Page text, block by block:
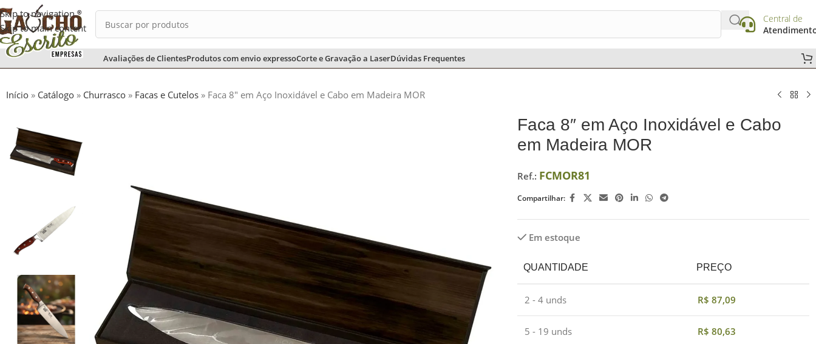
Skip to navigation
Skip to main content
Central de
Avaliações de ClientesProdutos com envio expressoCorte e Gravação a LaserDúvidas Frequentes
CHURRASCOCHIMARRÃO E TERERÊCOZINHA
Início » Catálogo » Churrasco » Facas e Cutelos » Faca 8″ em Aço Inoxidável e Cabo em Madeira MOR
Faca 8″ em Aço Inoxidável e Cabo
em Madeira MOR
Ref.: FCMOR81
Compartilhar:
Em estoque
QUANTIDADE PREÇO
2 - 4 unds R$ 87,09
5 - 19 unds R$ 80,63